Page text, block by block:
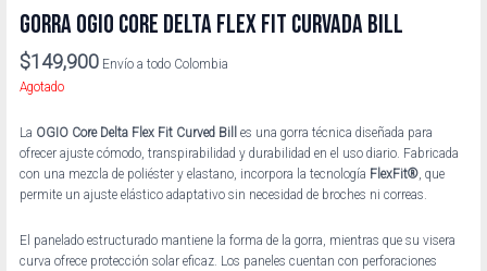
GORRA OGIO CORE DELTA FLEX FIT CURVADA BILL
$149,900 Envío a todo Colombia
Agotado
La OGIO Core Delta Flex Fit Curved Bill
es una gorra técnica diseñada para
ofrecer ajuste cómodo, transpirabilidad y durabilidad en el uso diario. Fabricada
con una mezcla de poliéster y elastano, incorpora la tecnología FlexFit® , que
permite un ajuste elástico adaptativo sin necesidad de broches ni correas.
El panelado estructurado mantiene la forma de la gorra, mientras que su visera
curva ofrece protección solar eficaz. Los paneles cuentan con perforaciones